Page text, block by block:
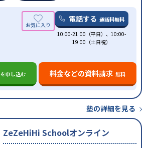
電話する 通話料無料
10:00-21:00（平日）、10:00-
19:00（土日祝）
を申し込む 料金などの資料請求 無料
塾の詳細を見る
ZeZeHiHi Schoolオンライン